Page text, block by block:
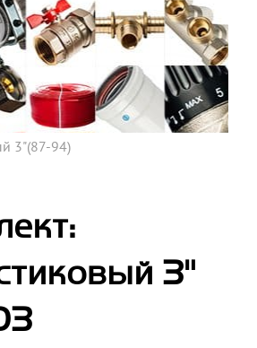
3"(87-94)
3"